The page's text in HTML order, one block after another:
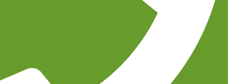
Viele Interessenten von Photovoltaik-Anlagen fürchten, dass sie
im Winter oder bei schlechtem Wetter keine Energie durch ihre
Anlagen generieren können. Der Vorteil von Photovoltaik-
Anlagen besteht jedoch darin, dass PV-Anlagen selbst bei
kaltem Wetter Energie aus dem verfügbaren Sonnenlicht ziehen
können. Das heißt, die Anlagen brauchen nicht die volle
Sonnenkraft, um Energie aufzunehmen.